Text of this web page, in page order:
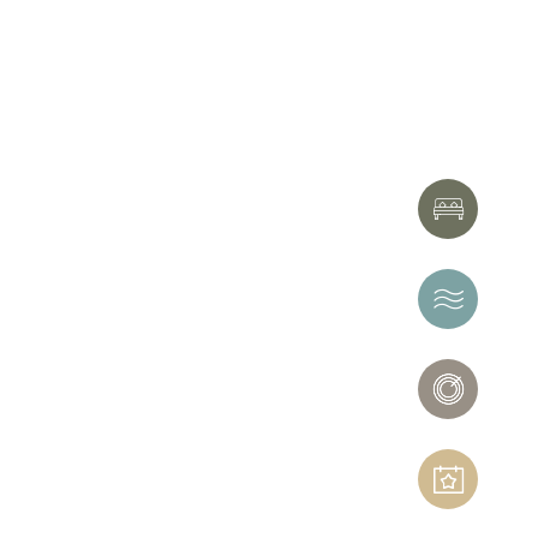
HOTEL
THERMAE
NERÓ
SPA
EVENTS